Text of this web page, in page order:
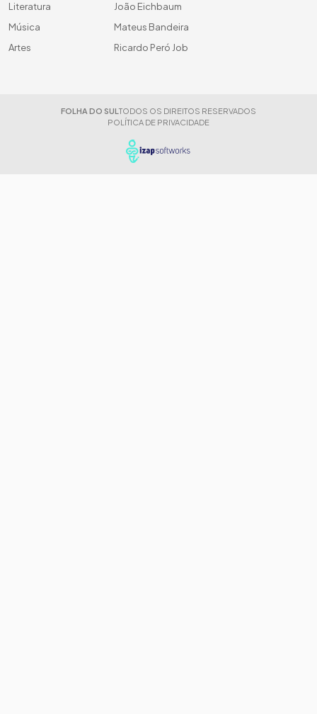
Literatura
Música
Artes
João Eichbaum
Mateus Bandeira
Ricardo Peró Job
FOLHA DO SUL TODOS OS DIREITOS RESERVADOS
POLÍTICA DE PRIVACIDADE